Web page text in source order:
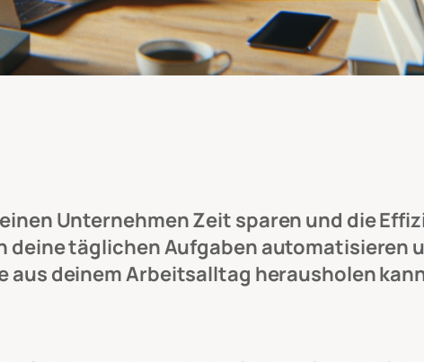
Unternehmen Zeit sparen und die
deine täglichen Aufgaben automatisieren
aus deinem Arbeitsalltag herausholen